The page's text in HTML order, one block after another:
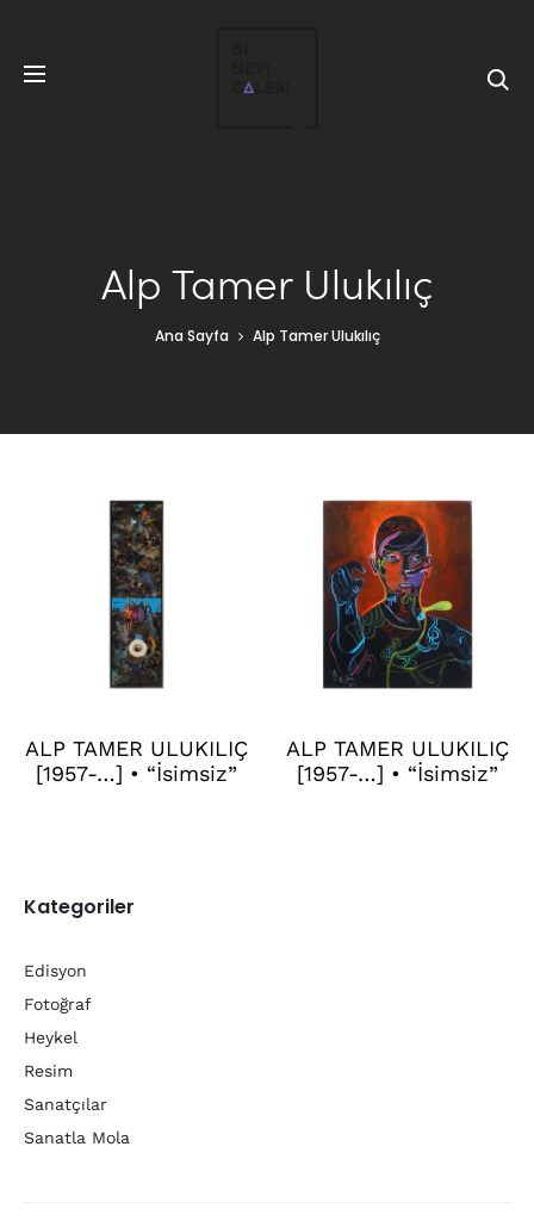
Alp Tamer Ulukılıç
Ana Sayfa Alp Tamer Ulukılıç
ALP TAMER ULUKILIÇ
[1957-…] • “İsimsiz”
ALP TAMER ULUKILIÇ
[1957-…] • “İsimsiz”
Kategoriler
Edisyon
Fotoğraf
Heykel
Resim
Sanatçılar
Sanatla Mola